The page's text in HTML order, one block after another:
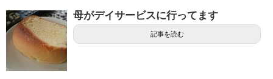
母がデイサービスに行ってます
記事を読む